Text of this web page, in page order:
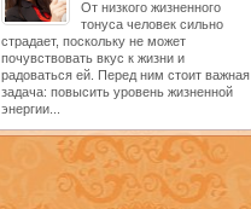
От низкого жизненного
тонуса человек сильно
страдает, поскольку не может
почувствовать вкус к жизни и
радоваться ей. Перед ним стоит важная
задача: повысить уровень жизненной
энергии...